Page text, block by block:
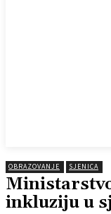
OBRAZOVANJE SJENICA
inkluziju u